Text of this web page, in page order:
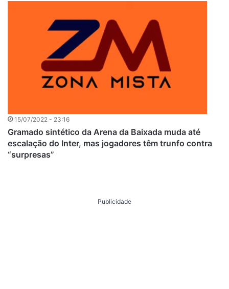
15/07/2022 - 23:16
Gramado sintético da Arena da Baixada muda até
escalação do Inter, mas jogadores têm trunfo contra
“surpresas”
Publicidade